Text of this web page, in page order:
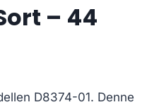
– 44
D8374-01. Denne